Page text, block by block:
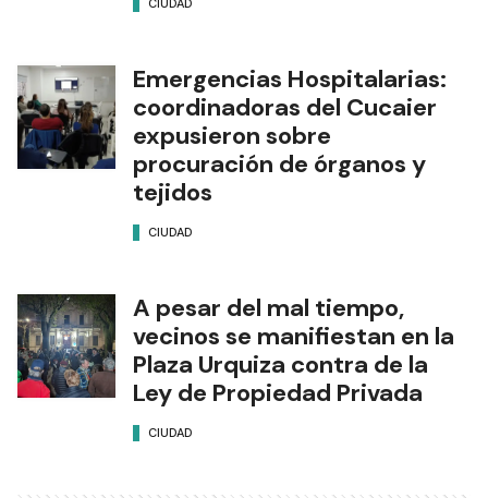
CIUDAD
Emergencias Hospitalarias:
coordinadoras del Cucaier
expusieron sobre
procuración de órganos y
tejidos
CIUDAD
A pesar del mal tiempo,
vecinos se manifiestan en la
Plaza Urquiza contra de la
Ley de Propiedad Privada
CIUDAD